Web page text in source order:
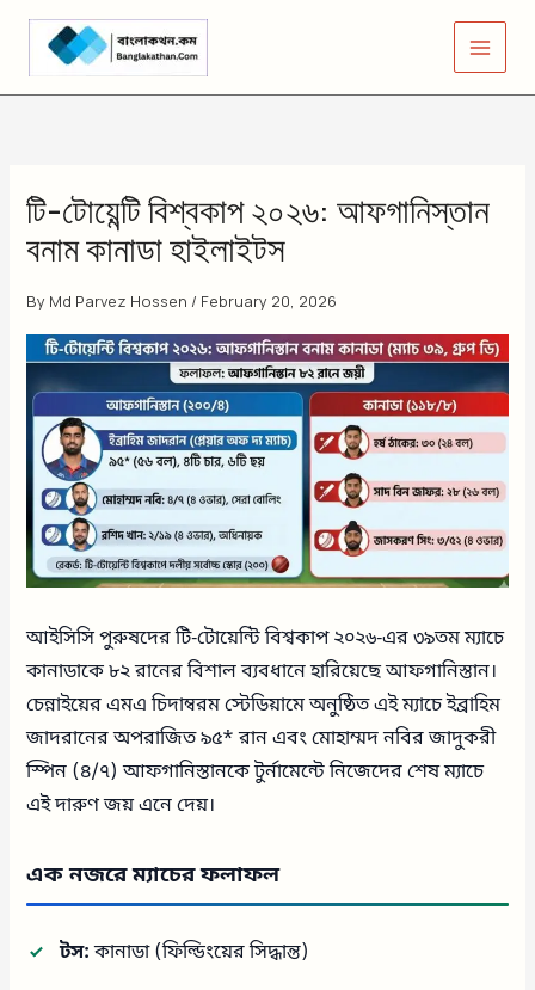
Skip
content
টি-টোয়েন্টি বিশ্বকাপ ২০২৬: আফগানিস্তান
বনাম কানাডা হাইলাইটস
By Md Parvez Hossen / February 20, 2026
আইসিসি পুরুষদের টি-টোয়েন্টি বিশ্বকাপ ২০২৬-এর ৩৯তম ম্যাচে
কানাডাকে ৮২ রানের বিশাল ব্যবধানে হারিয়েছে আফগানিস্তান।
চেন্নাইয়ের এমএ চিদাম্বরম স্টেডিয়ামে অনুষ্ঠিত এই ম্যাচে ইব্রাহিম
জাদরানের অপরাজিত ৯৫* রান এবং মোহাম্মদ নবির জাদুকরী
স্পিন (৪/৭) আফগানিস্তানকে টুর্নামেন্টে নিজেদের শেষ ম্যাচে
এই দারুণ জয় এনে দেয়।
এক নজরে ম্যাচের ফলাফল
টস:কানাডা (ফিল্ডিংয়ের সিদ্ধান্ত)